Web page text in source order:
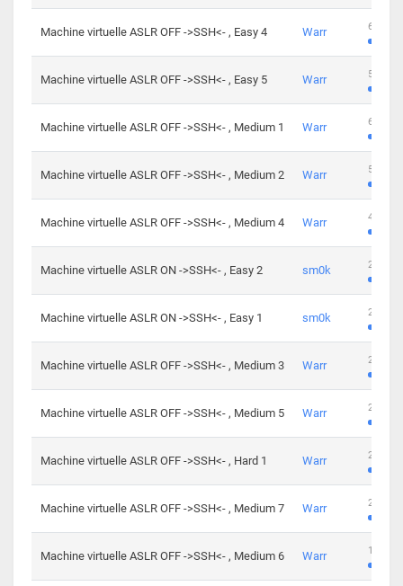
Machine virtuelle ASLR OFF ->SSH<- , Easy 4 Warr 645
Machine virtuelle ASLR OFF ->SSH<- , Easy 5 Warr 561
Machine virtuelle ASLR OFF ->SSH<- , Medium 1 Warr 605
Machine virtuelle ASLR OFF ->SSH<- , Medium 2 Warr 509
Machine virtuelle ASLR OFF ->SSH<- , Medium 4 Warr 413
Machine virtuelle ASLR ON ->SSH<- , Easy 2 sm0k 247
Machine virtuelle ASLR ON ->SSH<- , Easy 1 sm0k 219
Machine virtuelle ASLR OFF ->SSH<- , Medium 3 Warr 280
Machine virtuelle ASLR OFF ->SSH<- , Medium 5 Warr 265
Machine virtuelle ASLR OFF ->SSH<- , Hard 1 Warr 224
Machine virtuelle ASLR OFF ->SSH<- , Medium 7 Warr 230
Machine virtuelle ASLR OFF ->SSH<- , Medium 6 Warr 168